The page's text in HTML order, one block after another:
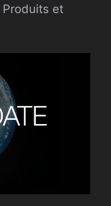
Produits et